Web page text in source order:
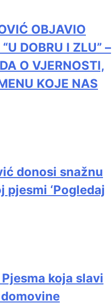
OBJAVIO
DOBRU I ZLU” –
O VJERNOSTI,
KOJE NAS
donosi snažnu
pjesmi ‘Pogledaj
Pjesma koja slavi